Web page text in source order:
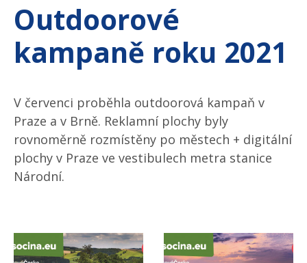
Outdoorové
kampaně roku 2021
V červenci proběhla outdoorová kampaň v
Praze a v Brně. Reklamní plochy byly
rovnoměrně rozmístěny po městech + digitální
plochy v Praze ve vestibulech metra stanice
Národní.